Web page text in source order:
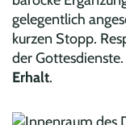
gelegentlich
kurzen Stopp.
der Gottesdienste.
Erhalt.